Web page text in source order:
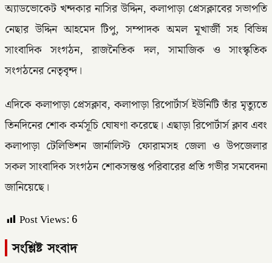
অ্যাডভোকেট খন্দকার নাসির উদ্দিন, কলাপাড়া প্রেসক্লাবের সভাপতি
নেছার উদ্দিন আহমেদ টিপু, সম্পাদক অমল মূখার্জী সহ বিভিন্ন
সাংবাদিক সংগঠন, রাজনৈতিক দল, সামাজিক ও সাংস্কৃতিক
সংগঠনের নেতৃবৃন্দ।
এদিকে কলাপাড়া প্রেসক্লাব, কলাপাড়া রিপোর্টার্স ইউনিটি তাঁর মৃত্যুতে
তিনদিনের শোক কর্মসূচি ঘোষণা করেছে। এছাড়া রিপোর্টার্স ক্লাব এবং
কলাপাড়া টেলিভিশন জার্নালিস্ট ফোরামসহ জেলা ও উপজেলার
সকল সাংবাদিক সংগঠন শোকসন্তপ্ত পরিবারের প্রতি গভীর সমবেদনা
জানিয়েছে।
Post Views: 6
সংশ্লিষ্ট সংবাদ